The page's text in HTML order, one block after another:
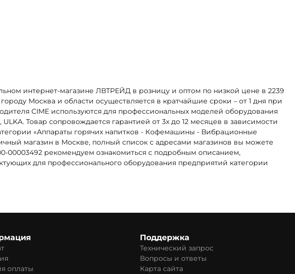
интернет-магазине ЛВТРЕЙД в розницу и оптом по низкой цене в 2239
Москва и области осуществляется в кратчайшие сроки – от 1 дня при
CIME используются для профессиональных моделей оборудования
Товар сопровождается гарантией от 3х до 12 месяцев в зависимости
«Аппараты горячих напитков - Кофемашины - Вибрационные
магазин в Москве, полный список с адресами магазинов вы можете
00003492 рекомендуем ознакомиться с подробным описанием,
для профессионального оборудования предприятий категории
оплаты
Поддержка
Технический запрос
Вопросы и ответы
Карта сайта